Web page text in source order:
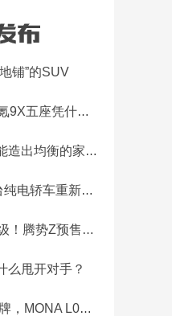
铺”的SUV
凭什么领跑高端
均衡的家用轿跑吗
重新定义运动家用
腾势Z预售开启
么甩开对手？
L03直接降维打击